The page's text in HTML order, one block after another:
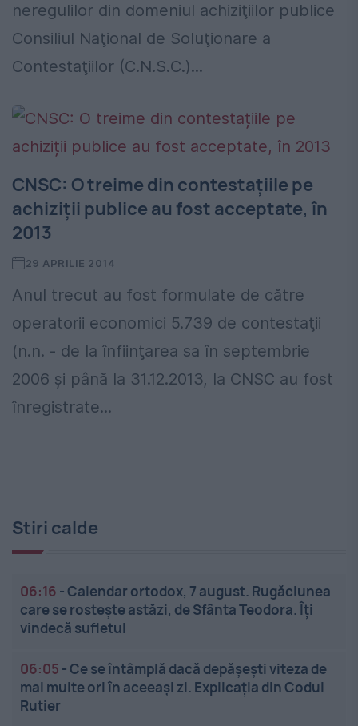
neregulilor din domeniul achiziţiilor publice
Consiliul Naţional de Soluţionare a
Contestaţiilor (C.N.S.C.)...
CNSC: O treime din contestațiile pe
achiziții publice au fost acceptate, în
2013
29 APRILIE 2014
Anul trecut au fost formulate de către
operatorii economici 5.739 de contestaţii
(n.n. - de la înfiinţarea sa în septembrie
2006 şi până la 31.12.2013, la CNSC au fost
înregistrate...
Stiri calde
06:16 -Calendar ortodox, 7 august. Rugăciunea
care se rostește astăzi, de Sfânta Teodora. Îți
vindecă sufletul
06:05 -Ce se întâmplă dacă depășești viteza de
mai multe ori în aceeași zi. Explicația din Codul
Rutier